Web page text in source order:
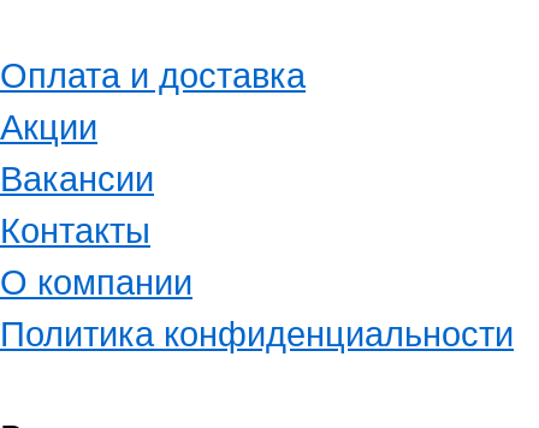
Оплата и доставка
Акции
Вакансии
Контакты
О компании
Политика конфиденциальности